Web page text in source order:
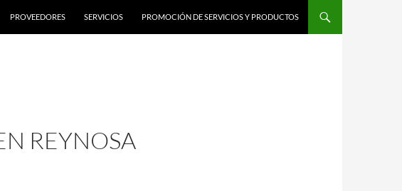
PROVEEDORES SERVICIOS PROMOCIÓN DE SERVICIOS Y PRODUCTOS
REYNOSA